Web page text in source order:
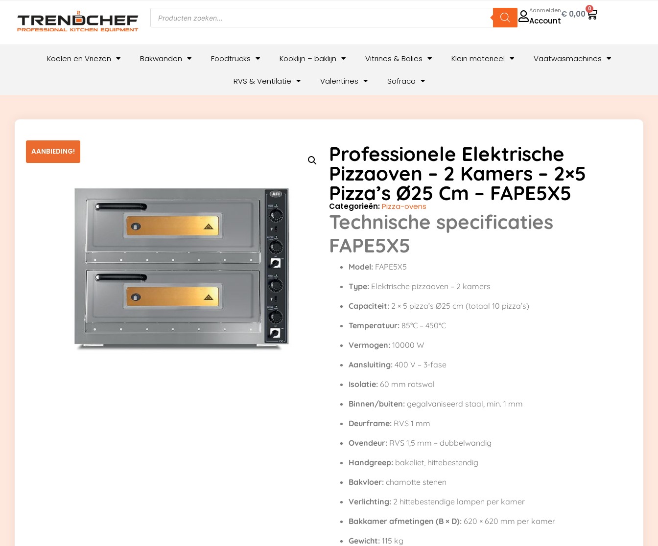
Aanmelden
Account
€ 0,00
0
Koelen en Vriezen Bakwanden Foodtrucks Kooklijn – baklijn Vitrines & Balies Klein materieel Vaatwasmachines
RVS & Ventilatie Valentines Sofraca
AANBIEDING!
Professionele Elektrische
Pizzaoven – 2 Kamers – 2×5
Pizza’s Ø25 Cm – FAPE5X5
Categorieën:Pizza-ovens
Technische specificaties
FAPE5X5
Model: FAPE5X5
Type: Elektrische pizzaoven – 2 kamers
Capaciteit: 2 × 5 pizza’s Ø25 cm (totaal 10 pizza’s)
Temperatuur: 85°C – 450°C
Vermogen: 10000 W
Aansluiting: 400 V – 3-fase
Isolatie: 60 mm rotswol
Binnen/buiten: gegalvaniseerd staal, min. 1 mm
Deurframe: RVS 1 mm
Ovendeur: RVS 1,5 mm – dubbelwandig
Handgreep: bakeliet, hittebestendig
Bakvloer: chamotte stenen
Verlichting: 2 hittebestendige lampen per kamer
Bakkamer afmetingen (B × D): 620 × 620 mm per kamer
Gewicht: 115 kg